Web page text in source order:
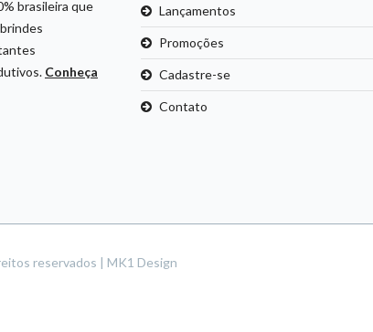
brasileira que
Conheça
Lançamentos
Promoções
Cadastre-se
Contato
reservados | MK1 Design